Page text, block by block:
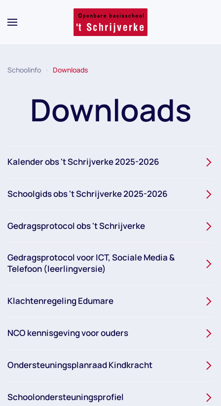
Skip to main content
Schoolinfo Downloads
Downloads
Kalender obs 't Schrijverke 2025-2026
Schoolgids obs 't Schrijverke 2025-2026
Gedragsprotocol obs 't Schrijverke
Gedragsprotocol voor ICT, Sociale Media &
Telefoon (leerlingversie)
Klachtenregeling Edumare
NCO kennisgeving voor ouders
Ondersteuningsplanraad Kindkracht
Schoolondersteuningsprofiel